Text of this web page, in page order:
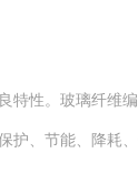
特性。玻璃纤维
、节能、降耗、